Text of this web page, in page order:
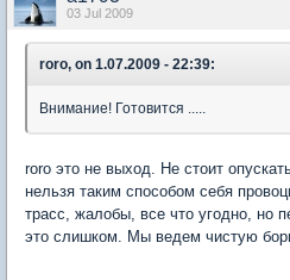
03 Jul 2009
roro, on 1.07.2009 - 22:39:
Внимание! Готовится .....
roro это не выход. Не стоит
нельзя таким способом себя
трасс, жалобы, все что угодно, но
это слишком. Мы ведем чистую